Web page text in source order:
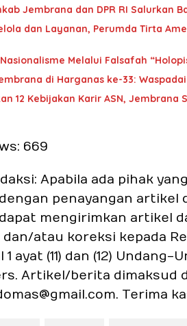
Jembrana dan DPR RI Salurkan
dan Layanan, Perumda Tirta
Melalui Falsafah
di Harganas ke-33:
12 Kebijakan Karir ASN,
669
Apabila ada pihak
penayangan
mengirimkan artikel
atau koreksi kepada
1 ayat (11) dan (12)
Artikel/berita dimaksud
Terima